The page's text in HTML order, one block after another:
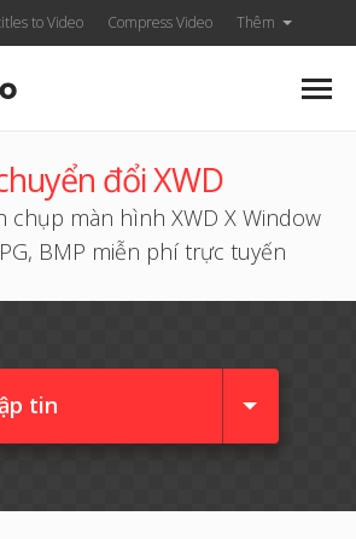
to Video Compress Video Thêm
đổi XWD
chụp màn hình XWD X Window
BMP miễn phí trực tuyến
tin